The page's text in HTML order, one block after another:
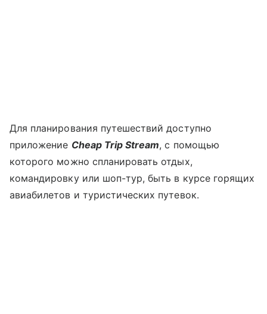
Для планирования путешествий доступно
приложение Cheap Trip Stream, с помощью
которого можно спланировать отдых,
командировку или шоп-тур, быть в курсе горящих
авиабилетов и туристических путевок.